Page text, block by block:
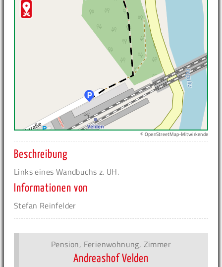
© OpenStreetMap-Mitwirkende
Beschreibung
Links eines Wandbuchs z. UH.
Informationen von
Stefan Reinfelder
Pension, Ferienwohnung, Zimmer
Andreashof Velden